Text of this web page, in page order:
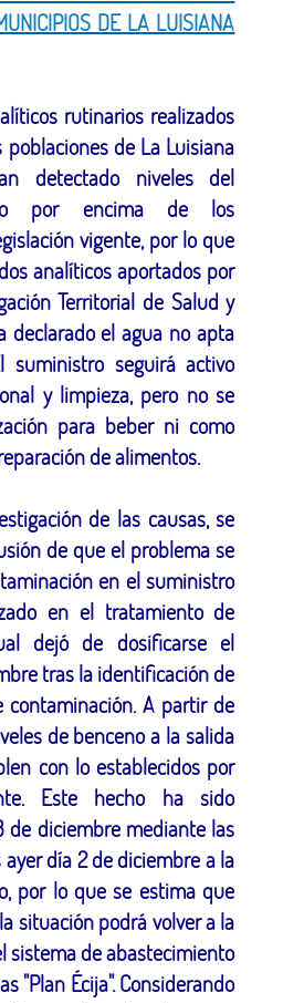
DE LA LUISIANA
rutinarios realizados
de La Luisiana
detectado niveles del
por encima de los
vigente, por lo que
analíticos aportados por
Territorial de Salud y
declarado el agua no apta
suministro seguirá activo
y limpieza, pero no se
para beber ni como
de alimentos.
de las causas, se
de que el problema se
en el suministro
en el tratamiento de
dejó de dosificarse el
tras la identificación de
contaminación. A partir de
de benceno a la salida
con lo establecidos por
Este hecho ha sido
de diciembre mediante las
día 2 de diciembre a la
por lo que se estima que
situación podrá volver a la
sistema de abastecimiento
"Plan Écija". Considerando